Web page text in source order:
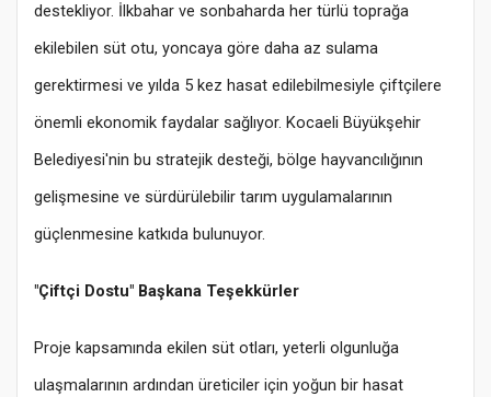
destekliyor. İlkbahar ve sonbaharda her türlü toprağa
ekilebilen süt otu, yoncaya göre daha az sulama
gerektirmesi ve yılda 5 kez hasat edilebilmesiyle çiftçilere
önemli ekonomik faydalar sağlıyor. Kocaeli Büyükşehir
Belediyesi'nin bu stratejik desteği, bölge hayvancılığının
gelişmesine ve sürdürülebilir tarım uygulamalarının
güçlenmesine katkıda bulunuyor.
"Çiftçi Dostu" Başkana Teşekkürler
Proje kapsamında ekilen süt otları, yeterli olgunluğa
ulaşmalarının ardından üreticiler için yoğun bir hasat